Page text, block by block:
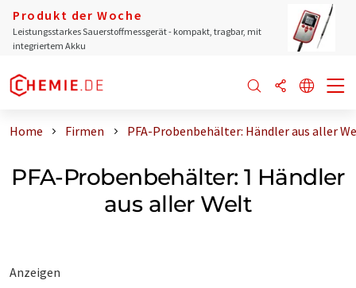
Produkt der Woche
Leistungsstarkes Sauerstoffmessgerät - kompakt, tragbar, mit
integriertem Akku
Home Firmen PFA-Probenbehälter: Händler aus aller
PFA-Probenbehälter: 1 Händler
aus aller Welt
Anzeigen